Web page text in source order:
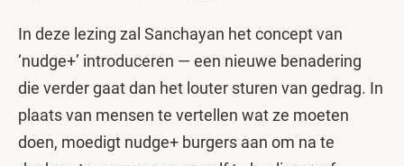
In deze lezing zal Sanchayan het concept van
‘nudge+’ introduceren — een nieuwe benadering
die verder gaat dan het louter sturen van gedrag. In
plaats van mensen te vertellen wat ze moeten
doen, moedigt nudge+ burgers aan om na te